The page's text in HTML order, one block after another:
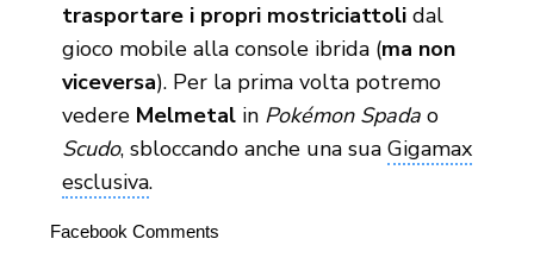
trasportare i propri mostriciattolidal
gioco mobile alla console ibrida (ma non
viceversa). Per la prima volta potremo
vedere Melmetalin Pokémon Spada o
Scudo, sbloccando anche una sua Gigamax
esclusiva.
Facebook Comments